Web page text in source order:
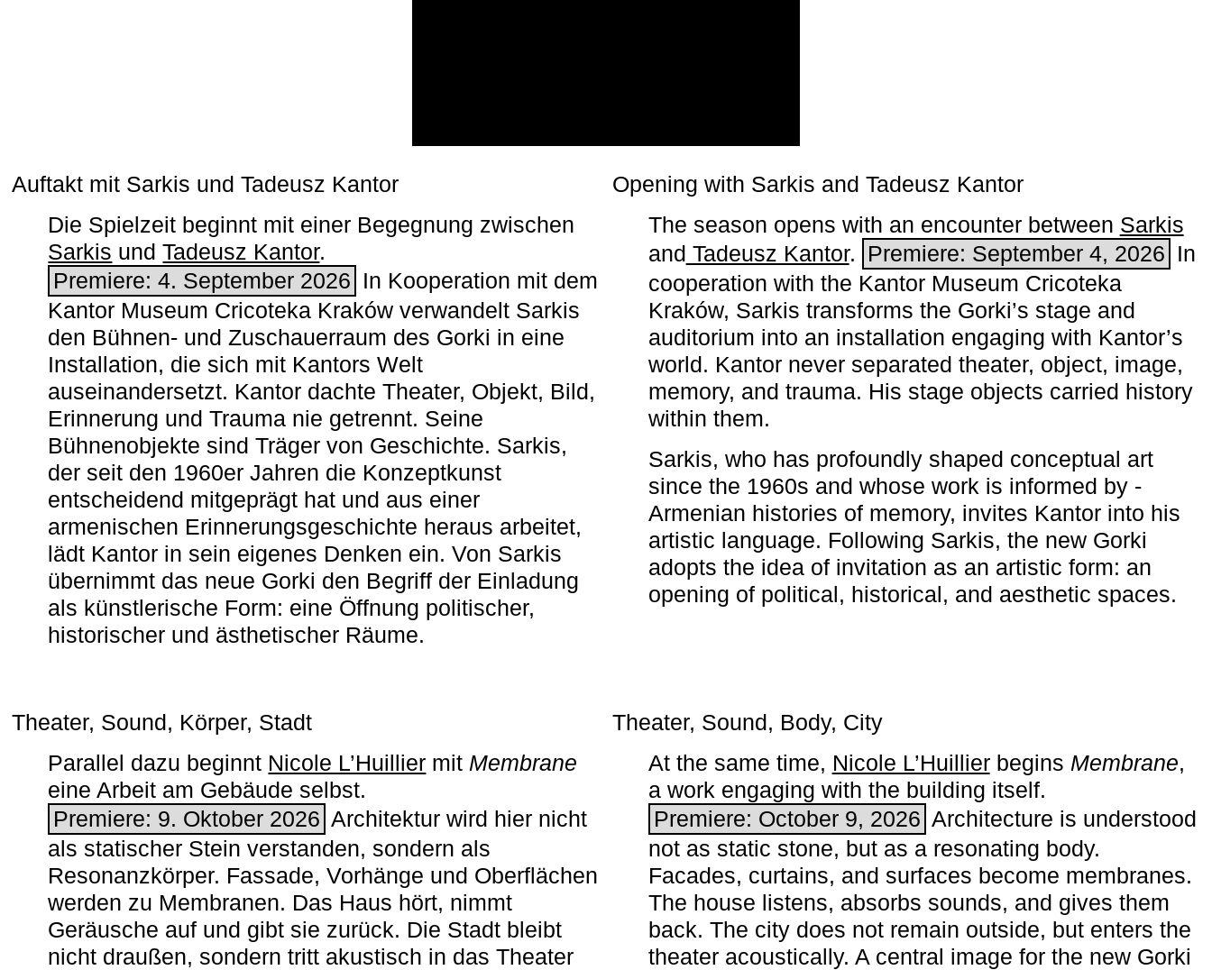
Auftakt mit Sarkis und Tadeusz Kantor
Die Spielzeit beginnt mit einer Begegnung zwischen
Sarkis undTadeusz Kantor.
Premiere: 4. September 2026 In Kooperation mit dem
Kantor Museum Cricoteka Kraków verwandelt Sarkis
den Bühnen- und Zuschauerraum des Gorki in eine
Installation, die sich mit Kantors Welt
auseinandersetzt. Kantor dachte Theater, Objekt, Bild,
Erinnerung und Trauma nie getrennt. Seine
Bühnenobjekte sind Träger von Geschichte. Sarkis,
der seit den 1960er Jahren die Konzeptkunst
entscheidend mitgeprägt hat und aus einer
armenischen ­Erinnerungsgeschichte heraus arbeitet,
lädt Kantor in sein eigenes Denken ein. Von Sarkis
übernimmt das neue Gorki den Begriff der Einladung
als künstlerische Form: eine Öffnung politischer,
historischer und ästhetischer Räume.
Opening with Sarkis and Tadeusz Kantor
The season opens with an encounter between Sarkis
and Tadeusz Kantor. Premiere: September 4, 2026 In
cooperation with the ­Kantor Museum Cricoteka
Kraków, Sarkis transforms the Gorki’s stage and
auditorium into an installation engaging with Kantor’s
world. Kantor never separated theater, object, image,
memory, and trauma. His stage objects carried history
within them.
Sarkis, who has profoundly shaped conceptual art
since the 1960s and whose work is informed by ­
Armenian histories of memory, invites Kantor into his
artistic language. Following Sarkis, the new Gorki
adopts the idea of invitation as an artistic form: an
opening of political, historical, and aesthetic spaces.
Theater, Sound, Körper, Stadt
Parallel dazu beginnt Nicole L’Huillier mit ­ Membrane
eine Arbeit am Gebäude selbst.
Premiere: 9. Oktober 2026 Architektur wird hier nicht
als statischer Stein verstanden, sondern als
Resonanzkörper. Fassade, Vorhänge und Oberflächen
werden zu Membranen. Das Haus hört, nimmt
Geräusche auf und gibt sie zurück. Die Stadt bleibt
nicht draußen, sondern tritt akustisch in das Theater
Theater, Sound, Body, City
At the same time, Nicole L’Huillierbegins ­ Membrane,
a work engaging with the building itself.
Premiere: October 9, 2026 Architecture is understood
not as static stone, but as a resonating body.
Facades, curtains, and surfaces become membranes.
The house listens, absorbs sounds, and gives them
back. The city does not remain outside, but enters the
theater acoustically. A central image for the new Gorki